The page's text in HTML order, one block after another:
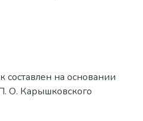
на основании
О. Карышковского